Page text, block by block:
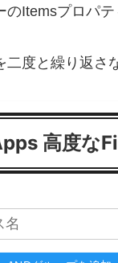
のItemsプロパ
度と繰り返さ
高度な